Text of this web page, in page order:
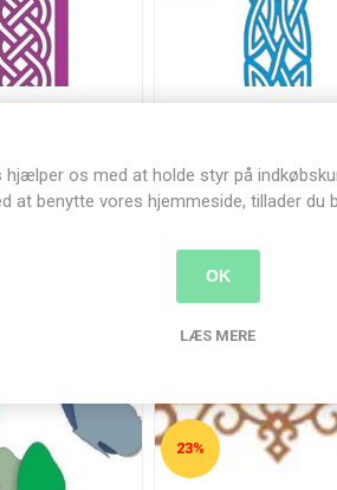
86,00 kr. 115,00 kr. 86,00
23%
hjælper os med at holde styr på
at benytte vores hjemmeside, tillader du
OK
LÆS MERE